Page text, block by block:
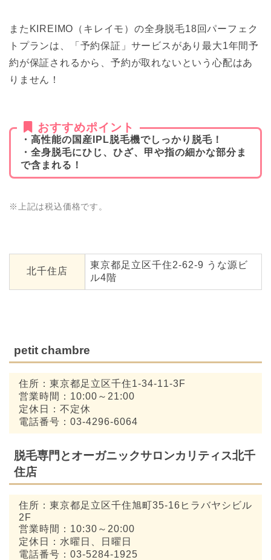
またKIREIMO（キレイモ）の全身脱毛18回パーフェク
トプランは、「予約保証」サービスがあり最大1年間予
約が保証されるから、予約が取れないという心配はあ
りません！
おすすめポイント
・高性能の国産IPL脱毛機でしっかり脱毛！
・全身脱毛にひじ、ひざ、甲や指の細かな部分ま
で含まれる！
※上記は税込価格です。
北千住店
東京都足立区千住2-62-9 うな源ビ
ル4階
petit chambre
住所：東京都足立区千住1-34-11-3F
営業時間：10:00～21:00
定休日：不定休
電話番号：03-4296-6064
脱毛専門とオーガニックサロンカリティス北千
住店
住所：東京都足立区千住旭町35-16ヒラバヤシビル
2F
営業時間：10:30～20:00
定休日：水曜日、日曜日
電話番号：03-5284-1925